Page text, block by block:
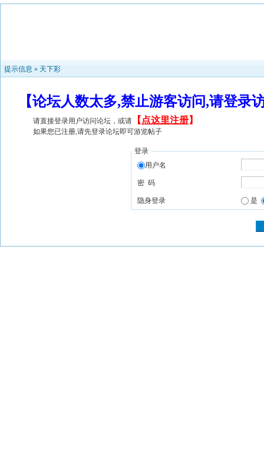
提示信息 » 天下彩
【论坛人数太多,禁止游客访问,请登
请直接登录用户访问论坛，或请 【 点这里注册】
如果您已注册,请先登录论坛即可游览帖子
登录
用户名
密 码
隐身登录 是